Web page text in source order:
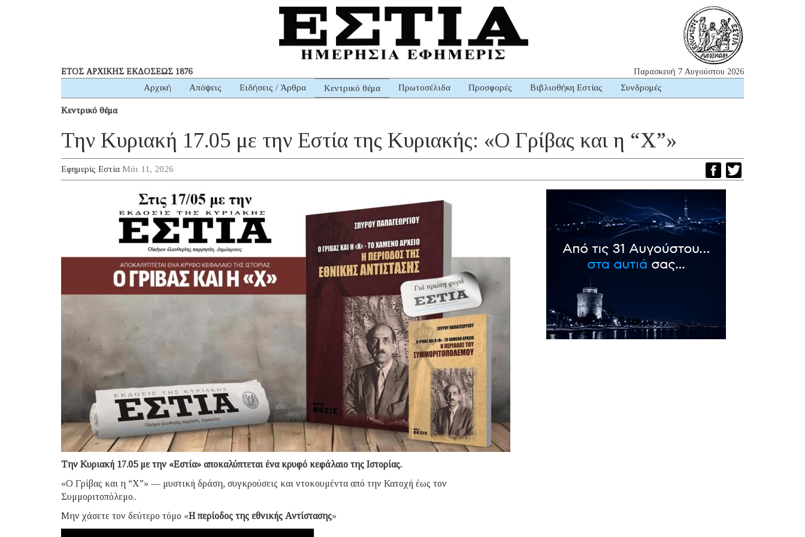
ΕΤΟΣ ΑΡΧΙΚΗΣ ΕΚΔΟΣΕΩΣ 1876 Παρασκευή 7 Αυγούστου 2026
Αρχική Απόψεις Ειδήσεις / Άρθρα Κεντρικό θέμα Πρωτοσέλιδα Προσφορές Βιβλιοθήκη Εστίας Συνδρομές
Κεντρικό θέμα
Την Κυριακή 17.05 με την Εστία της Κυριακής: «Ο Γρίβας και η “Χ”»
Εφημερίς Εστία Μάι 11, 2026
Tην Κυριακή 17.05 με την «Εστία» αποκαλύπτεται ένα κρυφό κεφάλαιο της Ιστορίας.
«Ο Γρίβας και η “Χ”» — μυστική δράση, συγκρούσεις και ντοκουμέντα από την Κατοχή έως τον
Συμμοριτοπόλεμο..
Μην χάσετε τον δεύτερο τόμο «Η περίοδος της εθνικής Αντίστασης»